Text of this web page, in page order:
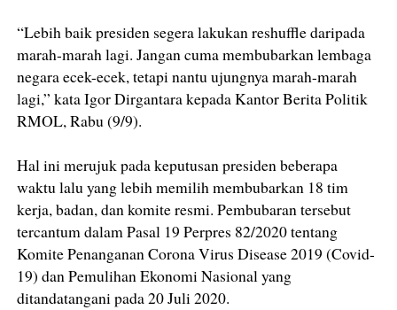
“Lebih baik presiden segera lakukan reshuffle daripada
marah-marah lagi. Jangan cuma membubarkan lembaga
negara ecek-ecek, tetapi nantu ujungnya marah-marah
lagi,” kata Igor Dirgantara kepada Kantor Berita Politik
RMOL, Rabu (9/9).
Hal ini merujuk pada keputusan presiden beberapa
waktu lalu yang lebih memilih membubarkan 18 tim
kerja, badan, dan komite resmi. Pembubaran tersebut
tercantum dalam Pasal 19 Perpres 82/2020 tentang
Komite Penanganan Corona Virus Disease 2019 (Covid-
19) dan Pemulihan Ekonomi Nasional yang
ditandatangani pada 20 Juli 2020.